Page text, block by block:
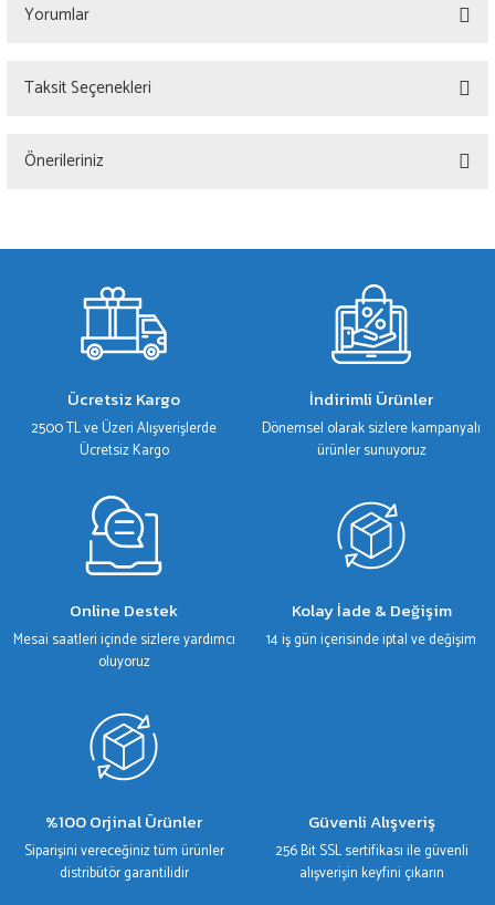
Yorumlar
Taksit Seçenekleri
Önerileriniz
gördüğünüz noktaları öneri formunu kullanarak tarafımıza iletebilirsiniz.
Ürün resmi kalitesiz, bozuk veya görüntülenemiyor.
Ürün açıklamasında eksik bilgiler bulunuyor.
Ürün fiyatı diğer sitelerden daha pahalı.
Bu ürüne benzer farklı alternatifler olmalı.
Ücretsiz Kargo
2500 TL ve Üzeri Alışverişlerde
Ücretsiz Kargo
İndirimli Ürünler
Dönemsel olarak sizlere kampanyalı
ürünler sunuyoruz
Online Destek
Mesai saatleri içinde sizlere yardımcı
oluyoruz
Kolay İade & Değişim
14 iş gün içerisinde iptal ve değişim
%100 Orjinal Ürünler
Siparişini vereceğiniz tüm ürünler
distribütör garantilidir
Güvenli Alışveriş
256 Bit SSL sertifikası ile güvenli
alışverişin keyfini çıkarın